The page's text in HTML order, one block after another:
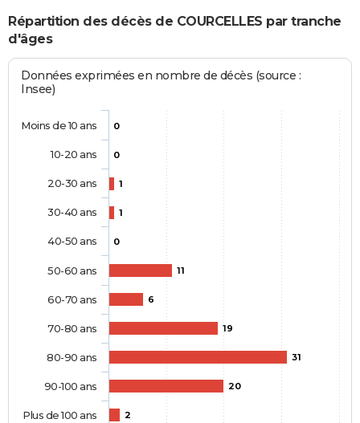
Répartition des décès de COURCELLES par tranche
d'âges
Données exprimées en nombre de décès (source :
Insee)
0
0
1
1
0
11
6
19
31
20
2
Moins de 10 ans
10-20 ans
20-30 ans
30-40 ans
40-50 ans
50-60 ans
60-70 ans
70-80 ans
80-90 ans
90-100 ans
Plus de 100 ans